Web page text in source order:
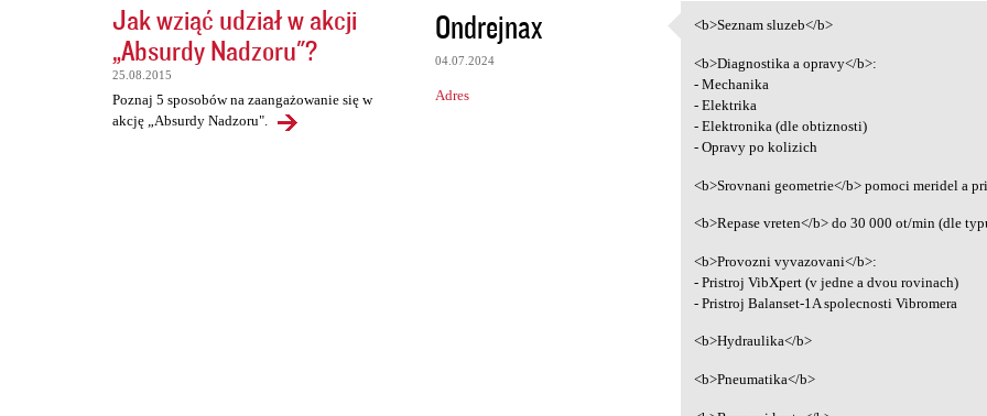
Jak wziąć udział w akcji
„Absurdy Nadzoru"?
25.08.2015
Poznaj 5 sposobów na zaangażowanie się w
akcję „Absurdy Nadzoru".
Ondrejnax
04.07.2024
Adres
<b>Seznam sluzeb</b>
<b>Diagnostika a opravy</b>:
- Mechanika
- Elektrika
- Elektronika (dle obtiznosti)
- Opravy po kolizich
<b>Srovnani geometrie</b> pomoci meridel a
<b>Repase vreten</b> do 30 000 ot/min (dle
<b>Provozni vyvazovani</b>:
- Pristroj VibXpert (v jedne a dvou rovinach)
- Pristroj Balanset-1A spolecnosti Vibromera
<b>Hydraulika</b>
<b>Pneumatika</b>